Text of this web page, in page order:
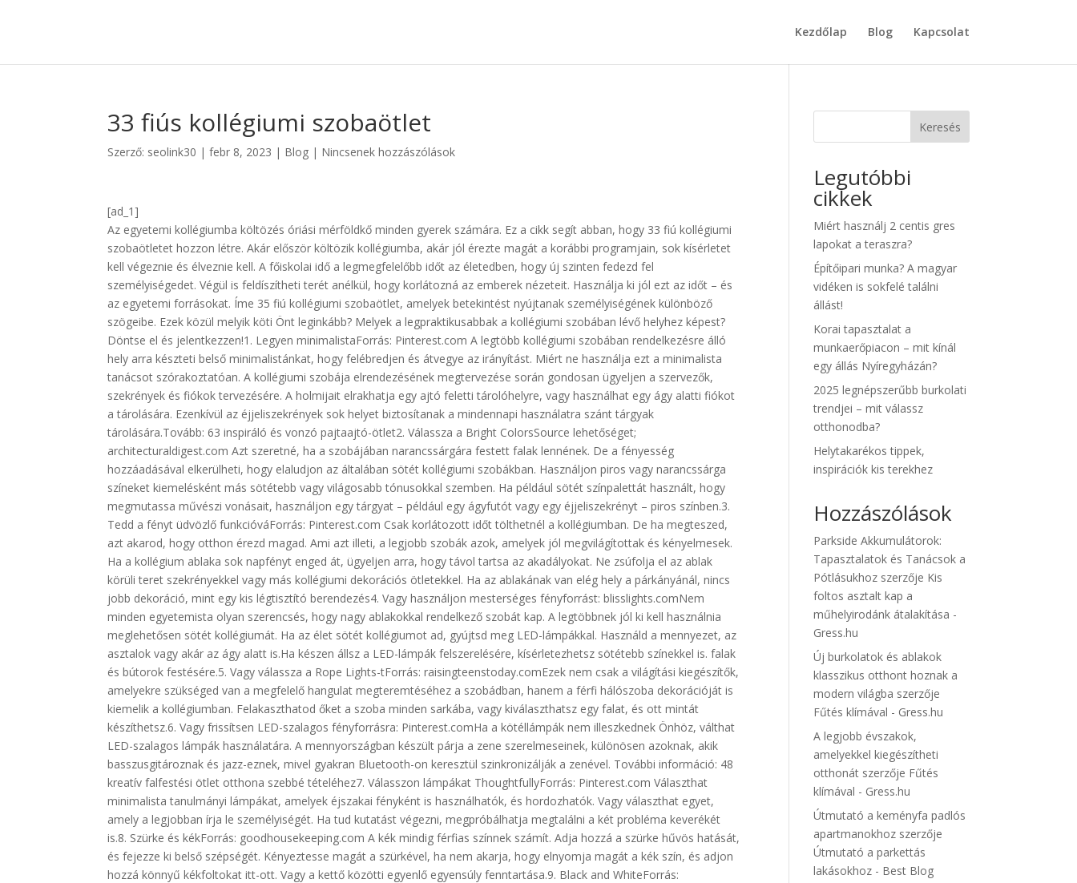
Kezdőlap Blog Kapcsolat
33 fiús kollégiumi szobaötlet
Szerző: seolink30 |febr 8, 2023 | Blog | Nincsenek hozzászólások
[ad_1]
Az egyetemi kollégiumba költözés óriási mérföldkő minden gyerek számára. Ez a cikk segít abban, hogy 33 fiú kollégiumi
szobaötletet hozzon létre. Akár először költözik kollégiumba, akár jól érezte magát a korábbi programjain, sok kísérletet
kell végeznie és élveznie kell. A főiskolai idő a legmegfelelőbb időt az életedben, hogy új szinten fedezd fel
személyiségedet. Végül is feldíszítheti terét anélkül, hogy korlátozná az emberek nézeteit. Használja ki jól ezt az időt – és
az egyetemi forrásokat. Íme 35 fiú kollégiumi szobaötlet, amelyek betekintést nyújtanak személyiségének különböző
szögeibe. Ezek közül melyik köti Önt leginkább? Melyek a legpraktikusabbak a kollégiumi szobában lévő helyhez képest?
Döntse el és jelentkezzen!1. Legyen minimalistaForrás: Pinterest.com A legtöbb kollégiumi szobában rendelkezésre álló
hely arra készteti belső minimalistánkat, hogy felébredjen és átvegye az irányítást. Miért ne használja ezt a minimalista
tanácsot szórakoztatóan. A kollégiumi szobája elrendezésének megtervezése során gondosan ügyeljen a szervezők,
szekrények és fiókok tervezésére. A holmijait elrakhatja egy ajtó feletti tárolóhelyre, vagy használhat egy ágy alatti fiókot
a tárolására. Ezenkívül az éjjeliszekrények sok helyet biztosítanak a mindennapi használatra szánt tárgyak
tárolására.Tovább: 63 inspiráló és vonzó pajtaajtó-ötlet2. Válassza a Bright ColorsSource lehetőséget;
architecturaldigest.com Azt szeretné, ha a szobájában narancssárgára festett falak lennének. De a fényesség
hozzáadásával elkerülheti, hogy elaludjon az általában sötét kollégiumi szobákban. Használjon piros vagy narancssárga
színeket kiemelésként más sötétebb vagy világosabb tónusokkal szemben. Ha például sötét színpalettát használt, hogy
megmutassa művészi vonásait, használjon egy tárgyat – például egy ágyfutót vagy egy éjjeliszekrényt – piros színben.3.
Tedd a fényt üdvözlő funkcióváForrás: Pinterest.com Csak korlátozott időt tölthetnél a kollégiumban. De ha megteszed,
azt akarod, hogy otthon érezd magad. Ami azt illeti, a legjobb szobák azok, amelyek jól megvilágítottak és kényelmesek.
Ha a kollégium ablaka sok napfényt enged át, ügyeljen arra, hogy távol tartsa az akadályokat. Ne zsúfolja el az ablak
körüli teret szekrényekkel vagy más kollégiumi dekorációs ötletekkel. Ha az ablakának van elég hely a párkányánál, nincs
jobb dekoráció, mint egy kis légtisztító berendezés4. Vagy használjon mesterséges fényforrást: blisslights.comNem
minden egyetemista olyan szerencsés, hogy nagy ablakokkal rendelkező szobát kap. A legtöbbnek jól ki kell használnia
meglehetősen sötét kollégiumát. Ha az élet sötét kollégiumot ad, gyújtsd meg LED-lámpákkal. Használd a mennyezet, az
asztalok vagy akár az ágy alatt is.Ha készen állsz a LED-lámpák felszerelésére, kísérletezhetsz sötétebb színekkel is. falak
és bútorok festésére.5. Vagy válassza a Rope Lights-tForrás: raisingteenstoday.comEzek nem csak a világítási kiegészítők,
amelyekre szükséged van a megfelelő hangulat megteremtéséhez a szobádban, hanem a férfi hálószoba dekorációját is
kiemelik a kollégiumban. Felakaszthatod őket a szoba minden sarkába, vagy kiválaszthatsz egy falat, és ott mintát
készíthetsz.6. Vagy frissítsen LED-szalagos fényforrásra: Pinterest.comHa a kötéllámpák nem illeszkednek Önhöz, válthat
LED-szalagos lámpák használatára. A mennyországban készült párja a zene szerelmeseinek, különösen azoknak, akik
basszusgitároznak és jazz-eznek, mivel gyakran Bluetooth-on keresztül szinkronizálják a zenével. További információ: 48
kreatív falfestési ötlet otthona szebbé tételéhez7. Válasszon lámpákat ThoughtfullyForrás: Pinterest.com Választhat
minimalista tanulmányi lámpákat, amelyek éjszakai fényként is használhatók, és hordozhatók. Vagy választhat egyet,
amely a legjobban írja le személyiségét. Ha tud kutatást végezni, megpróbálhatja megtalálni a két probléma keverékét
is.8. Szürke és kékForrás: goodhousekeeping.com A kék mindig férfias színnek számít. Adja hozzá a szürke hűvös hatását,
és fejezze ki belső szépségét. Kényeztesse magát a szürkével, ha nem akarja, hogy elnyomja magát a kék szín, és adjon
hozzá könnyű kékfoltokat itt-ott. Vagy a kettő közötti egyenlő egyensúly fenntartása.9. Black and WhiteForrás:
Keresés
Legutóbbi
cikkek
Miért használj 2 centis gres
lapokat a teraszra?
Építőipari munka? A magyar
vidéken is sokfelé találni
állást!
Korai tapasztalat a
munkaerőpiacon – mit kínál
egy állás Nyíregyházán?
2025 legnépszerűbb burkolati
trendjei – mit válassz
otthonodba?
Helytakarékos tippek,
inspirációk kis terekhez
Hozzászólások
Parkside Akkumulátorok:
Tapasztalatok és Tanácsok a
Pótlásukhoz szerzője Kis
foltos asztalt kap a
műhelyirodánk átalakítása -
Gress.hu
Új burkolatok és ablakok
klasszikus otthont hoznak a
modern világba szerzője
Fűtés klímával - Gress.hu
A legjobb évszakok,
amelyekkel kiegészítheti
otthonát szerzője Fűtés
klímával - Gress.hu
Útmutató a keményfa padlós
apartmanokhoz szerzője
Útmutató a parkettás
lakásokhoz - Best Blog